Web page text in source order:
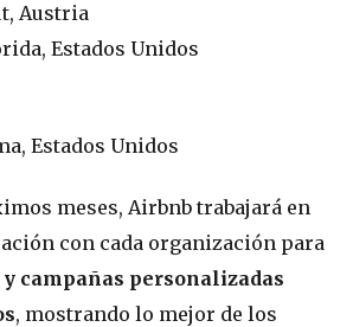
Austria
Estados Unidos
Estados Unidos
meses, Airbnb trabajará en
con cada organización para
campañas personalizadas
, mostrando lo mejor de los